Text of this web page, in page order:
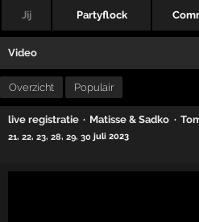
Jij Partyflock
Video
Overzicht Populair
live registratie · Matisse & Sadko ·
21,22,23,28,29,30 juli 2023